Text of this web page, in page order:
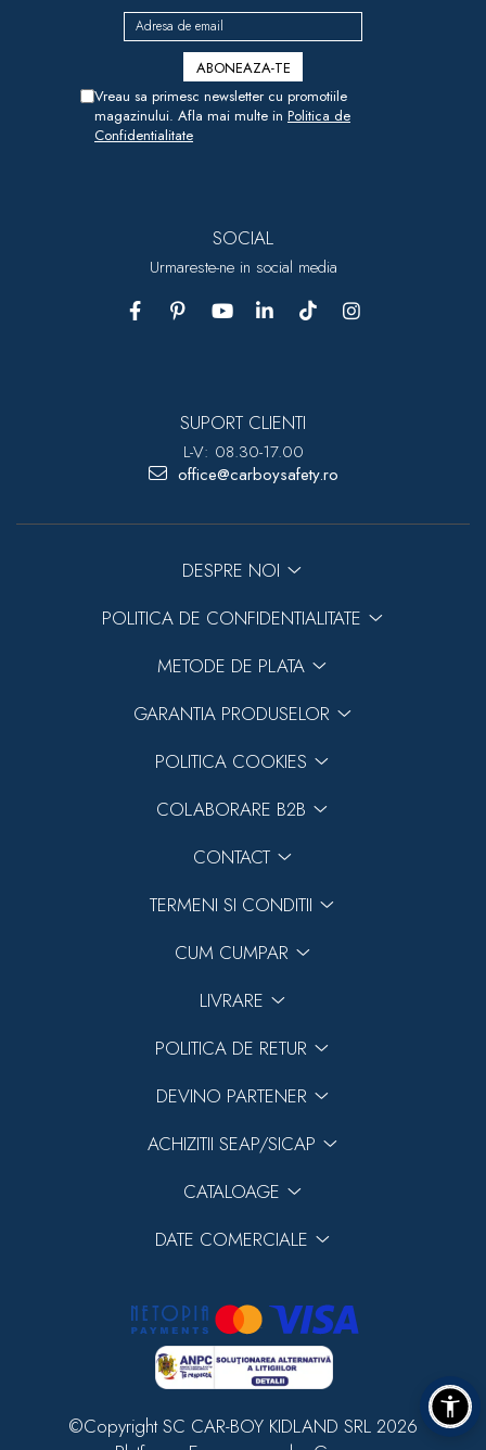
Vreau sa primesc newsletter cu promotiile
magazinului. Afla mai multe in Politica de
Confidentialitate
SOCIAL
Urmareste-ne in social media
SUPORT CLIENTI
L-V: 08.30-17.00
office@carboysafety.ro
DESPRE NOI
POLITICA DE CONFIDENTIALITATE
METODE DE PLATA
GARANTIA PRODUSELOR
POLITICA COOKIES
COLABORARE B2B
CONTACT
TERMENI SI CONDITII
CUM CUMPAR
LIVRARE
POLITICA DE RETUR
DEVINO PARTENER
ACHIZITII SEAP/SICAP
CATALOAGE
DATE COMERCIALE
©Copyright SC CAR-BOY KIDLAND SRL 2026